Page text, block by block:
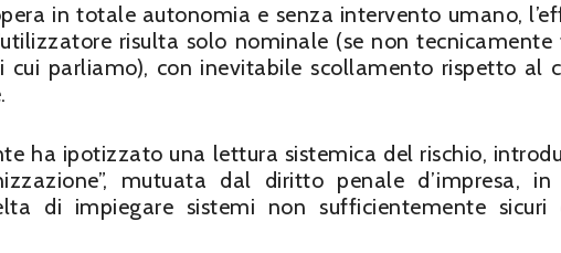
in totale autonomia e senza intervento umano,
risulta solo nominale (se non
parliamo), con inevitabile scollamento rispetto al
ha ipotizzato una lettura sistemica del rischio,
mutuata dal diritto penale d’impresa,
di impiegare sistemi non sufficientemente sicuri